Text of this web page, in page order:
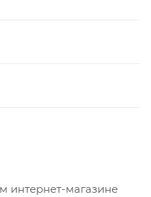
интернет-магазине